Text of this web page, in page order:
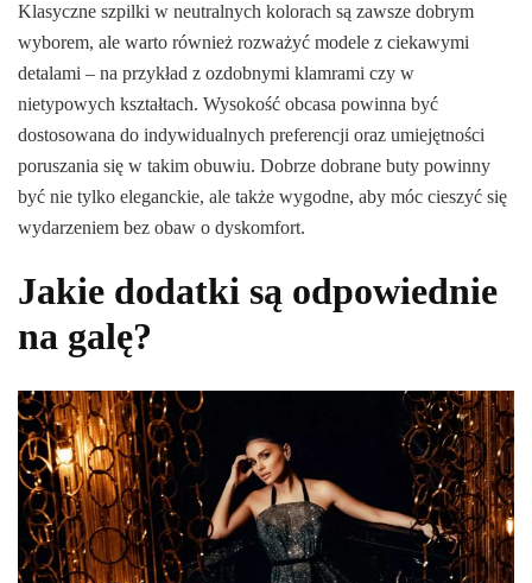
Klasyczne szpilki w neutralnych kolorach są zawsze dobrym
wyborem, ale warto również rozważyć modele z ciekawymi
detalami – na przykład z ozdobnymi klamrami czy w
nietypowych kształtach. Wysokość obcasa powinna być
dostosowana do indywidualnych preferencji oraz umiejętności
poruszania się w takim obuwiu. Dobrze dobrane buty powinny
być nie tylko eleganckie, ale także wygodne, aby móc cieszyć się
wydarzeniem bez obaw o dyskomfort.
Jakie dodatki są odpowiednie
na galę?